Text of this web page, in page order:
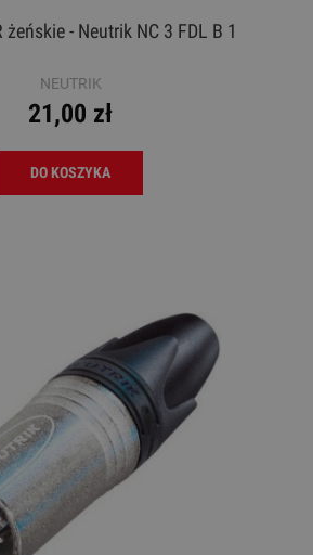
żeńskie - Neutrik NC 3 FDL B 1
NEUTRIK
21,00 zł
DO KOSZYKA